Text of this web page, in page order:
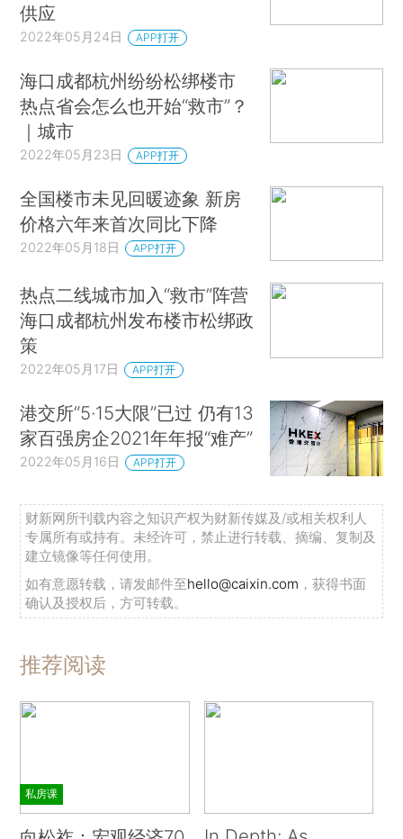
供应
2022年05月24日 APP打开
海口成都杭州纷纷松绑楼市
热点省会怎么也开始“救市”？
｜城市
2022年05月23日 APP打开
全国楼市未见回暖迹象 新房
价格六年来首次同比下降
2022年05月18日 APP打开
热点二线城市加入“救市”阵营
海口成都杭州发布楼市松绑政
策
2022年05月17日 APP打开
港交所“5·15大限”已过 仍有13
家百强房企2021年年报“难产”
2022年05月16日 APP打开
财新网所刊载内容之知识产权为财新传媒及/或相关权利人
专属所有或持有。未经许可，禁止进行转载、摘编、复制及
建立镜像等任何使用。
如有意愿转载，请发邮件至hello@caixin.com ，获得书面
确认及授权后，方可转载。
推荐阅读
私房课